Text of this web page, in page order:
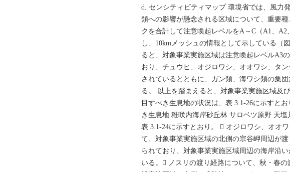
d. センシティビティマップ 環境省では、風力
類への影響が懸念される区域について、重要
クを合計して注意喚起レベルをA～C（A1、A2
し、10kmメッシュの情報として示している（
ると、対象事業実施区域は注意喚起レベルA3
おり、チュウヒ、オジロワシ、オオワシ、タ
されているとともに、ガン類、海ワシ類の集
る。 以上を踏まえると、対象事業実施区域及
目すべき生息地の状況は、表 3.1-26に示すと
き生息地 稚咲内海岸砂丘林 サロベツ原野 天塩
表 3.1-24に示すとおり。  オジロワシ、オオ
て、対象事業実施区域の北側の宗谷岬周辺が
られており、対象事業実施区域周辺の海岸沿
いる。 ノスリの渡り経路について、秋・春